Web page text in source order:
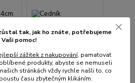
tak, jak ho znáte, potřebujeme
Vaši pomoc!
zážitek z nakupování, pamatovat
produkty, abyste se nemuseli
stránkách vždy rychle našli to, co
času zbytečným klikáním.